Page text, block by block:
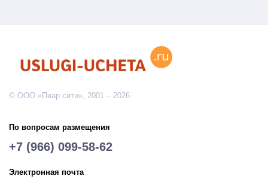
© ООО «Пиар сити», 2001 – 2026
По вопросам размещения
+7 (966) 099-58-62
Электронная почта